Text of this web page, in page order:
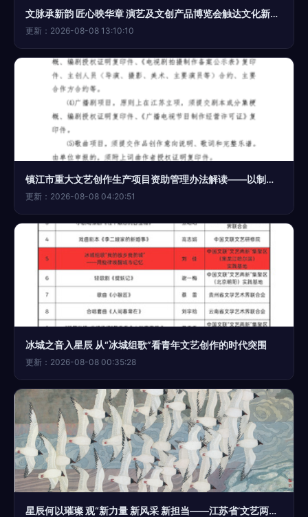
文脉承新韵 匠心映华章 演艺及文创产品博览会触达文化新维度
更新：2026-08-08 13:10:10
镇江市重大文艺创作生产项目资助管理办法解读——以制度化保障推动文艺创作高质量发展
更新：2026-08-08 04:20:51
冰城之音入星辰 从“冰城组歌”看青年文艺创作的时代突围
更新：2026-08-08 00:35:28
星辰何以璀璨 观“新力量 新风采 新担当——江苏省‘文艺两新’创作成果展”文艺创作风采